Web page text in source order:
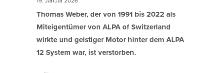
Thomas Weber, der von 1991 bis 2022 als
Miteigentümer von ALPA of Switzerland
wirkte und geistiger Motor hinter dem ALPA
12 System war, ist verstorben.